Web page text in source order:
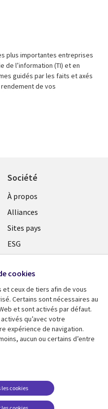
plus importantes entreprises
de l’information (TI) et en
guidés par les faits et axés
de vos
Société
À propos
Alliances
Sites pays
ESG
Fusions
Salle de presse
Support
Restrictions et
conditions juridiques
cookies
ceux de tiers afin de vous
Certains sont nécessaires au
et sont activés par défaut.
qu’avec votre
expérience de navigation.
aucun ou certains d’entre
cookies